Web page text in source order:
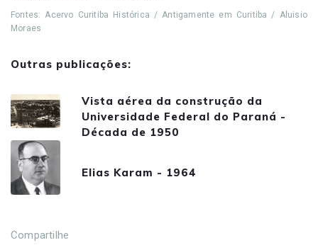
Fontes: Acervo Curitiba Histórica / Antigamente em Curitiba / Aluisio
Moraes
Outras publicações:
Vista aérea da construção da
Universidade Federal do Paraná -
Década de 1950
Elias Karam - 1964
Compartilhe